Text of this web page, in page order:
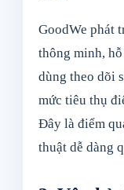
GoodWe phát
thông minh,
dùng theo dõi
mức tiêu thụ
Đây là điểm
thuật dễ dàng